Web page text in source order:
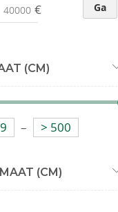
€ Ga
(CM)
– > 500
(CM)